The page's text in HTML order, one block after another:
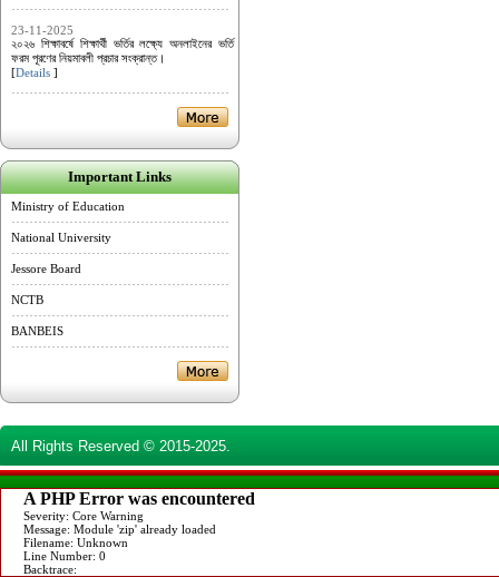
23-11-2025
২০২৬ শিক্ষাবর্ষে শিক্ষার্থী ভর্তির লক্ষ্যে অনলাইনের ভর্তি
ফরম পূরণের নিয়মাবলী প্রচার সংক্রান্ত।
[Details ]
Important Links
Ministry of Education
National University
Jessore Board
NCTB
BANBEIS
All Rights Reserved © 2015-2025.
A PHP Error was encountered
Severity: Core Warning
Message: Module 'zip' already loaded
Filename: Unknown
Line Number: 0
Backtrace: